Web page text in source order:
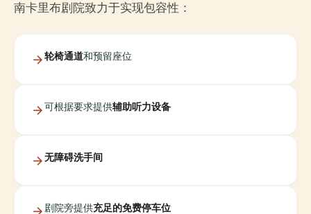
南卡里布剧院致力于实现包容性：
轮椅通道和预留座位
可根据要求提供辅助听力设备
无障碍洗手间
剧院旁提供充足的免费停车位